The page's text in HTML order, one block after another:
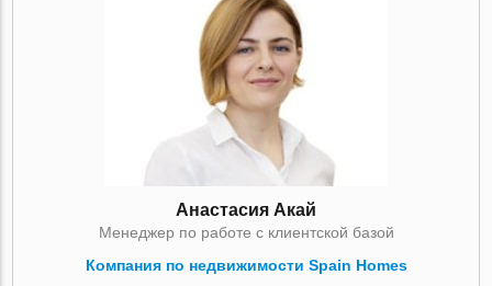
Анастасия Акай
Менеджер по работе с клиентской базой
Компания по недвижимости Spain Homes